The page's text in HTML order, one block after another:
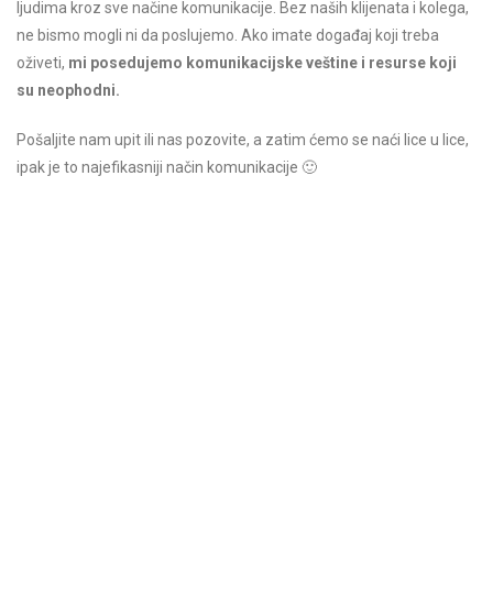
ljudima kroz sve načine komunikacije. Bez naših klijenata i kolega,
ne bismo mogli ni da poslujemo. Ako imate događaj koji treba
oživeti, mi posedujemo komunikacijske veštine i resurse koji
su neophodni.
Pošaljite nam upit ili nas pozovite, a zatim ćemo se naći lice u lice,
ipak je to najefikasniji način komunikacije 🙂